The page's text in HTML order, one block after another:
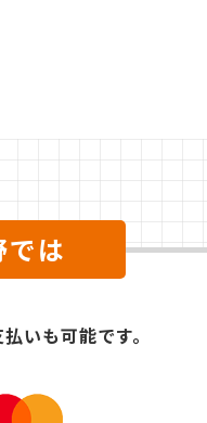
は
いも可能です。